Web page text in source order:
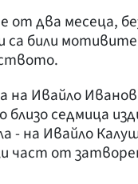
от два месеца,
са били мотивите
Ивайло
седмица
- на Ивайло
част от